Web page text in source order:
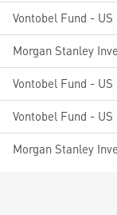
Vontobel Fund - US
Morgan Stanley
Vontobel Fund -
Vontobel Fund -
Morgan Stanley